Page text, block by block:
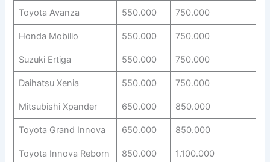
Toyota Avanza 550.000 750.000
Honda Mobilio 550.000 750.000
Suzuki Ertiga 550.000 750.000
Daihatsu Xenia 550.000 750.000
Mitsubishi Xpander 650.000 850.000
Toyota Grand Innova 650.000 850.000
Toyota Innova Reborn 850.000 1.100.000